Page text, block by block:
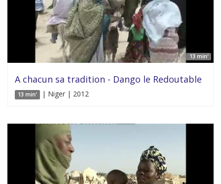
13 min'
A chacun sa tradition - Dango le Redoutable
13 min' | Niger | 2012